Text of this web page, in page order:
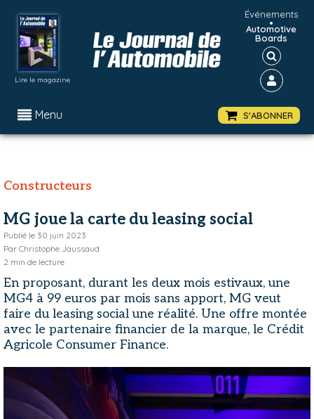
Lire le magazine
Événements
•
Automotive
Boards
Menu S'ABONNER
Constructeurs
MG joue la carte du leasing social
Publié le 30 juin 2023
Par Christophe Jaussaud
2 min de lecture
En proposant, durant les deux mois estivaux, une
MG4 à 99 euros par mois sans apport, MG veut
faire du leasing social une réalité. Une offre montée
avec le partenaire financier de la marque, le Crédit
Agricole Consumer Finance.